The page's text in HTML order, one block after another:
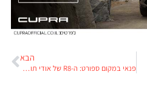
הבא
פנאי במקום ספורט: ה-R8 של אודי תוחלף ברכב פנאי עוצמתי